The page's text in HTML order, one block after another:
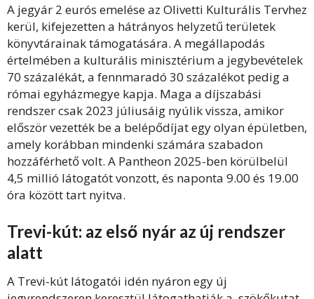
A jegyár 2 eurós emelése az Olivetti Kulturális Tervhez
kerül, kifejezetten a hátrányos helyzetű területek
könyvtárainak támogatására. A megállapodás
értelmében a kulturális minisztérium a jegybevételek
70 százalékát, a fennmaradó 30 százalékot pedig a
római egyházmegye kapja. Maga a díjszabási
rendszer csak 2023 júliusáig nyúlik vissza, amikor
először vezették be a belépődíjat egy olyan épületben,
amely korábban mindenki számára szabadon
hozzáférhető volt. A Pantheon 2025-ben körülbelül
4,5 millió látogatót vonzott, és naponta 9.00 és 19.00
óra között tart nyitva.
Trevi-kút: az első nyár az új rendszer
alatt
A Trevi-kút látogatói idén nyáron egy új